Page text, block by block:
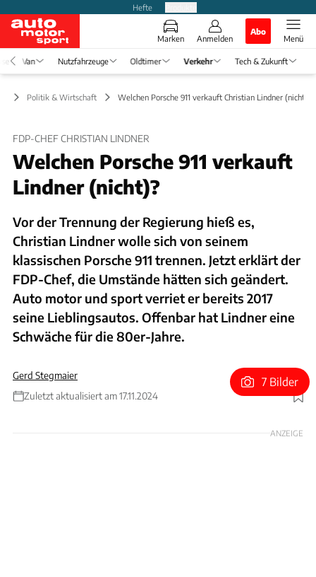
Hefte
Marken Anmelden
Abo
Menü
Van Nutzfahrzeuge Oldtimer Verkehr Tech & Zukunft
Politik & Wirtschaft Welchen Porsche 911 verkauft Christian Lindner (nicht)?
FDP-CHEF CHRISTIAN LINDNER
Welchen Porsche 911 verkauft
Lindner (nicht)?
Vor der Trennung der Regierung hieß es,
Christian Lindner wolle sich von seinem
klassischen Porsche 911 trennen. Jetzt erklärt der
FDP-Chef, die Umstände hätten sich geändert.
Auto motor und sport verriet er bereits 2017
seine Lieblingsautos. Offenbar hat Lindner eine
Schwäche für die 80er-Jahre.
Gerd Stegmaier
Zuletzt aktualisiert am 17.11.2024
Foto: Picture Alliance
7 Bilder
ANZEIGE